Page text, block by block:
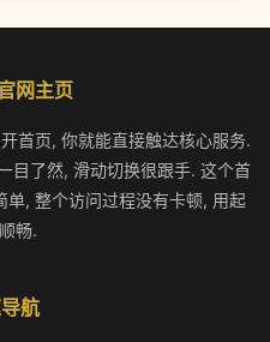
网主页
首页, 你就能直接触达核心服务.
目了然, 滑动切换很跟手. 这个首
单, 整个访问过程没有卡顿, 用起
畅.
航